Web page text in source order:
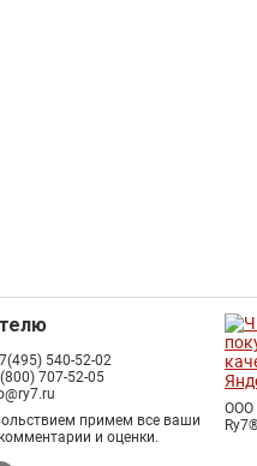
ООО
540-52-02
707-52-05
примем все ваши
и оценки.